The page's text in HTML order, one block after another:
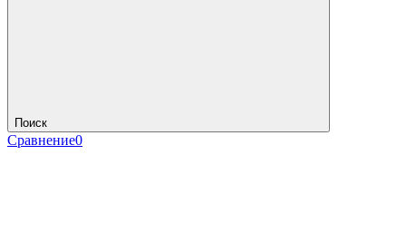
Поиск
Сравнение0